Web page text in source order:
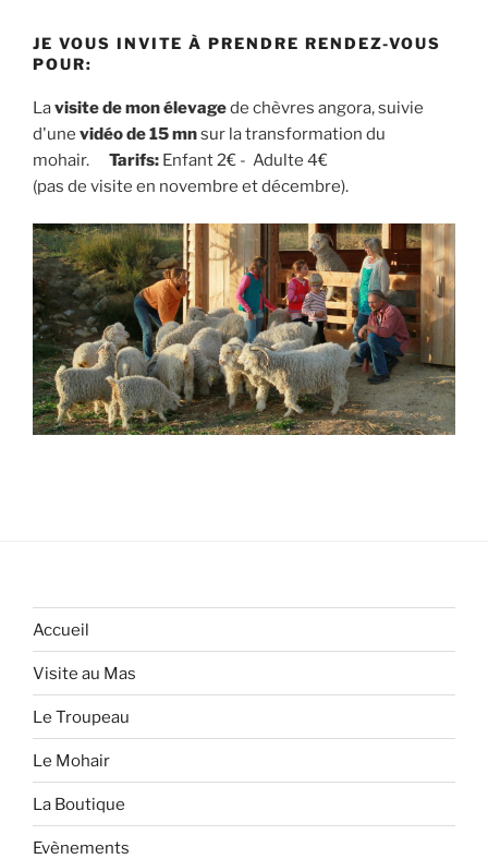
JE VOUS INVITE À PRENDRE RENDEZ-VOUS
POUR:
Lavisite de mon élevagede chèvres angora, suivie
d'une vidéo de 15 mnsur la transformation du
mohair. Tarifs: Enfant 2€ - Adulte 4€
(pas de visite en novembre et décembre).
Accueil
Visite au Mas
Le Troupeau
Le Mohair
La Boutique
Evènements